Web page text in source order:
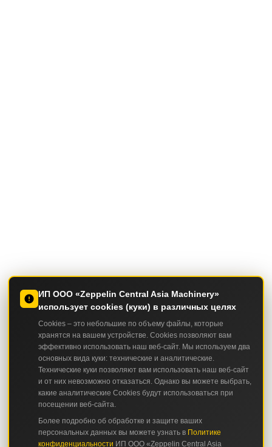
ИП ООО «Zeppelin Central Asia Machinery»
использует cookies (куки) в различных целях
Cookies – это небольшие по объему файлы, которые
хранятся на вашем устройстве. Cookies позволяют вам
эффективно использовать наш веб-сайт. Мы используем два
основных вида куки: технические и аналитические.
Технические куки позволяют вам использовать наш веб-сайт
и от них невозможно отказаться. Однако вы можете выбрать,
какие аналитические Cookies будут использоваться при
посещении веб-сайта.
Более подробно об обработке и защите ваших
персональных данных вы можете узнать в Политике
конфиденциальности ИП ООО «Zeppelin Central Asia